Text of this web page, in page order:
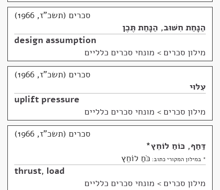
סכרים (תשכ"ז, 1966)
הַנָּחַת חִשּׁוּב, הַנָּחַת תֶּכֶן
design assumption
מילון סכרים > מונחי סכרים כלליים
סכרים (תשכ"ז, 1966)
עִלּוּי
uplift pressure
מילון סכרים > מונחי סכרים כלליים
סכרים (תשכ"ז, 1966)
דַּחַף, כּוֹחַ לוֹחֵץ*
* במילון המקורי כתוב: כֹּחַ לוֹחֵץ
thrust, load
מילון סכרים > מונחי סכרים כלליים